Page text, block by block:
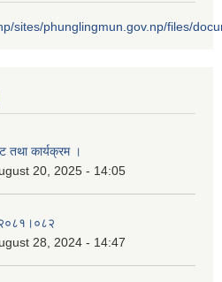
sites/phunglingmun.gov.np/files/
कार्यक्रम ।
20, 2025 - 14:05
28, 2024 - 14:47